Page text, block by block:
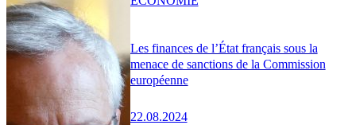
Les finances de l’État français sous la
menace de sanctions de la Commission
européenne
22.08.2024